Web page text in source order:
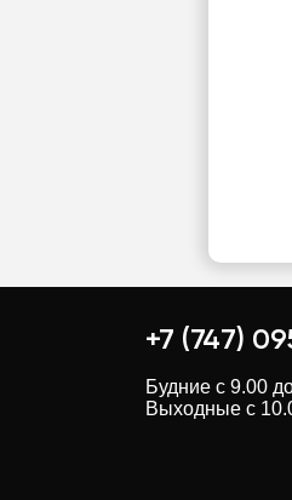
+7 (747)
Будние с 9.00
Выходные с